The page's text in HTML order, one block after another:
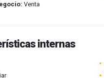
Venta
internas